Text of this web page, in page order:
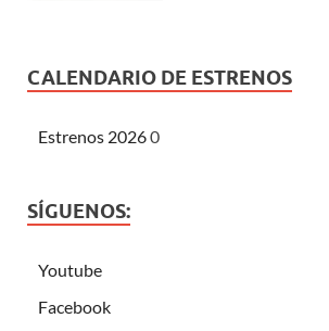
CALENDARIO DE ESTRENOS
Estrenos 20260
SÍGUENOS:
Youtube
Facebook